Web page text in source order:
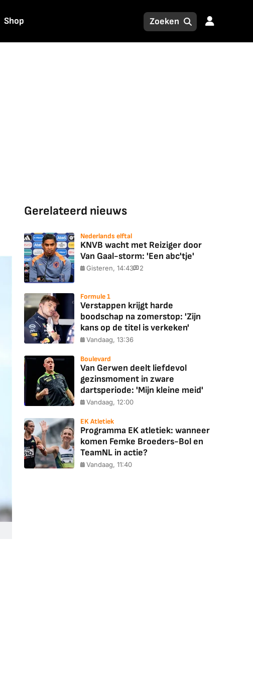
Shop
Gerelateerd nieuws
Nederlands elftal
KNVB wacht met Reiziger door
Van Gaal-storm: 'Een abc'tje'
Gisteren, 14:43 2
Formule 1
Verstappen krijgt harde
boodschap na zomerstop: 'Zijn
kans op de titel is verkeken'
Vandaag, 13:36
Boulevard
Van Gerwen deelt liefdevol
gezinsmoment in zware
dartsperiode: 'Mijn kleine meid'
Vandaag, 12:00
EK Atletiek
Programma EK atletiek: wanneer
komen Femke Broeders-Bol en
TeamNL in actie?
Vandaag, 11:40